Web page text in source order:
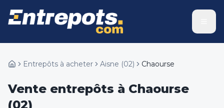
Entrepôts à acheter Aisne (02) Chaourse
Vente entrepôts à Chaourse
(02)